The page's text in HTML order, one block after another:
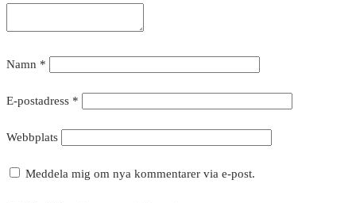
Namn *
E-postadress *
Webbplats
Meddela mig om nya kommentarer via e-post.